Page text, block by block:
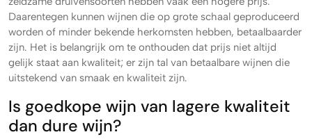
Daarentegen kunnen wijnen die op grote schaal geproduceerd
worden of minder bekende herkomsten hebben, betaalbaarder
zijn. Het is belangrijk om te onthouden dat prijs niet altijd
gelijk staat aan kwaliteit; er zijn tal van betaalbare wijnen die
uitstekend van smaak en kwaliteit zijn.
Is goedkope wijn van lagere kwaliteit
dan dure wijn?